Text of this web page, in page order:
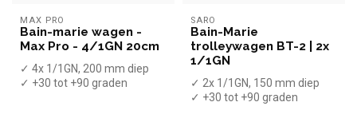
MAX PRO
Bain-marie wagen -
Max Pro - 4/1GN 20cm
✓ 4x 1/1GN, 200 mm diep
✓ +30 tot +90 graden
SARO
Bain-Marie
trolleywagen BT-2 | 2x
1/1GN
✓ 2x 1/1GN, 150 mm diep
✓ +30 tot +90 graden